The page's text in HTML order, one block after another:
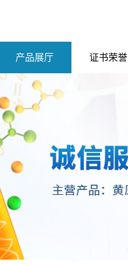
产品展厅 证书荣誉